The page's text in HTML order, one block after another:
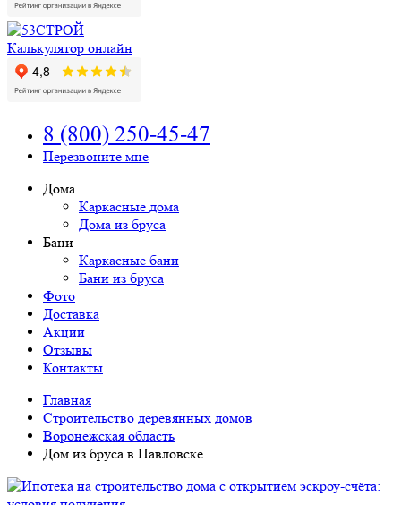
Калькулятор онлайн
8 (800) 250-45-47
Перезвоните мне
Дома
Каркасные дома
Дома из бруса
Бани
Каркасные бани
Бани из бруса
Фото
Доставка
Акции
Отзывы
Контакты
Главная
Строительство деревянных домов
Воронежская область
Дом из бруса в Павловске